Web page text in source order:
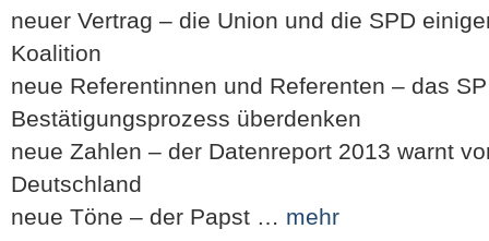
neuer Vertrag – die Union und die SPD
Koalition
neue Referentinnen und Referenten – das
Bestätigungsprozess überdenken
neue Zahlen – der Datenreport 2013 warnt
Deutschland
neue Töne – der Papst … mehr